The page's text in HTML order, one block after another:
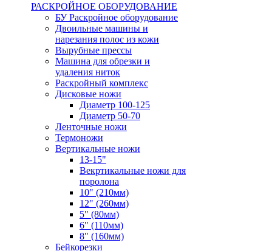
РАСКРОЙНОЕ ОБОРУДОВАНИЕ
БУ Раскройное оборудование
Двоильные машины и
нарезания полос из кожи
Вырубные прессы
Машина для обрезки и
удаления ниток
Раскройный комплекс
Дисковые ножи
Диаметр 100-125
Диаметр 50-70
Ленточные ножи
Термоножи
Вертикальные ножи
13-15"
Векртикальные ножи для
поролона
10" (210мм)
12" (260мм)
5" (80мм)
6" (110мм)
8" (160мм)
Бейкорезки